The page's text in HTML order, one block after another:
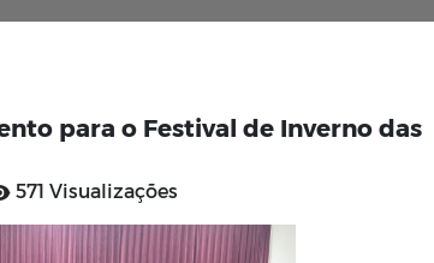
para o Festival de Inverno das
571 Visualizações